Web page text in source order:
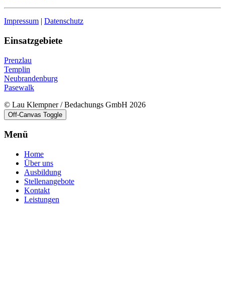
Impressum | Datenschutz
Einsatzgebiete
Prenzlau
Templin
Neubrandenburg
Pasewalk
© Lau Klempner / Bedachungs GmbH 2026
Off-Canvas Toggle
Menü
Home
Über uns
Ausbildung
Stellenangebote
Kontakt
Leistungen